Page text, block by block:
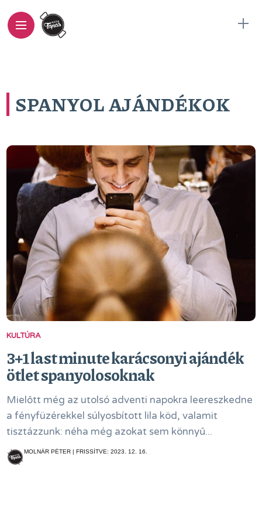
SPANYOL AJÁNDÉKOK
KULTÚRA
3+1 last minute karácsonyi ajándék
ötlet spanyolosoknak
Mielőtt még az utolsó adventi napokra leereszkedne
a fényfüzérekkel súlyosbított lila köd, valamit
tisztázzunk: néha még azokat sem könnyű...
MOLNÁR PÉTER | FRISSÍTVE: 2023. 12. 16.